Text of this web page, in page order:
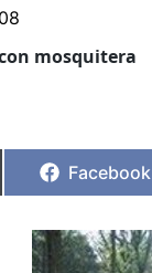
mosquitera
en
Facebook
en